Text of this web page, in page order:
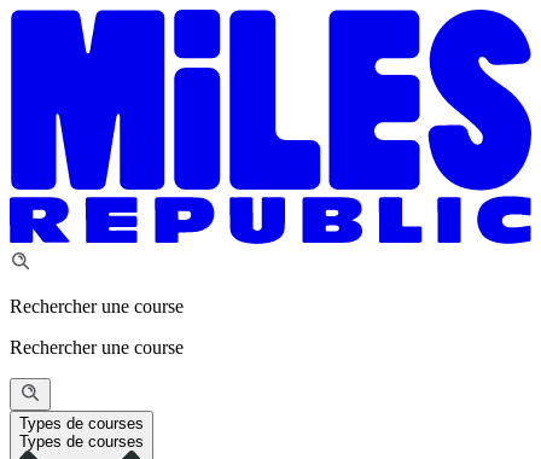
Rechercher une course
Rechercher une course
Types de courses
Types de courses